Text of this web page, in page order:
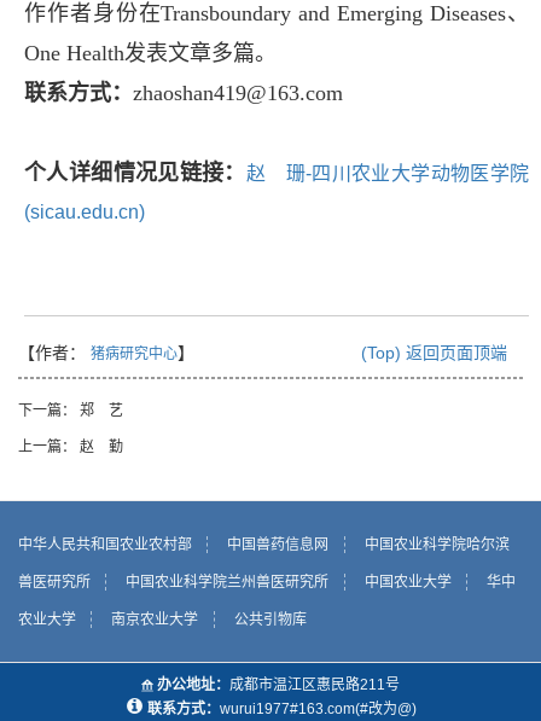
作作者身份在Transboundary and Emerging Diseases、
One Health发表文章多篇。
联系方式： zhaoshan419@163.com
个人详细情况见链接：
赵 珊-四川农业大学动物医学院
(sicau.edu.cn)
【作者： 猪病研究中心】 (Top) 返回页面顶端
下一篇： 郑 艺
上一篇： 赵 勤
中华人民共和国农业农村部 中国兽药信息网 中国农业科学院哈尔滨
兽医研究所 中国农业科学院兰州兽医研究所 中国农业大学 华中
农业大学 南京农业大学 公共引物库
办公地址： 成都市温江区惠民路211号
联系方式： wurui1977#163.com(#改为@)